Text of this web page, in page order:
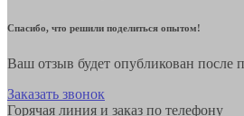
Спасибо, что решили поделиться опытом!
Ваш отзыв будет опубликован после
Заказать звонок
Горячая линия и заказ по телефону